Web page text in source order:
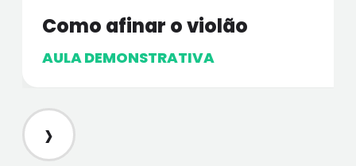
Como afinar o violão
AULA DEMONSTRATIVA
›